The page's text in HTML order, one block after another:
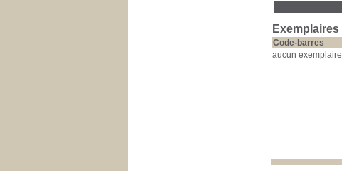
Exemplaires
Code-barres
aucun exemplaire